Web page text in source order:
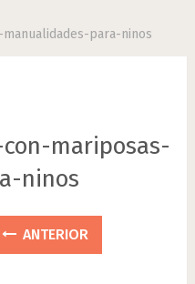
para-ninos
mariposas-
ninos
ANTERIOR